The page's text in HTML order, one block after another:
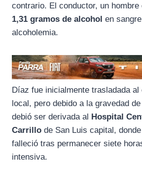
contrario. El conductor, un hombre
1,31 gramos de alcohol en
alcoholemia.
Díaz fue inicialmente trasladada al
local, pero debido a la gravedad
debió ser derivada al Hospital
Carrillo de San Luis capital,
falleció tras permanecer siete
intensiva.